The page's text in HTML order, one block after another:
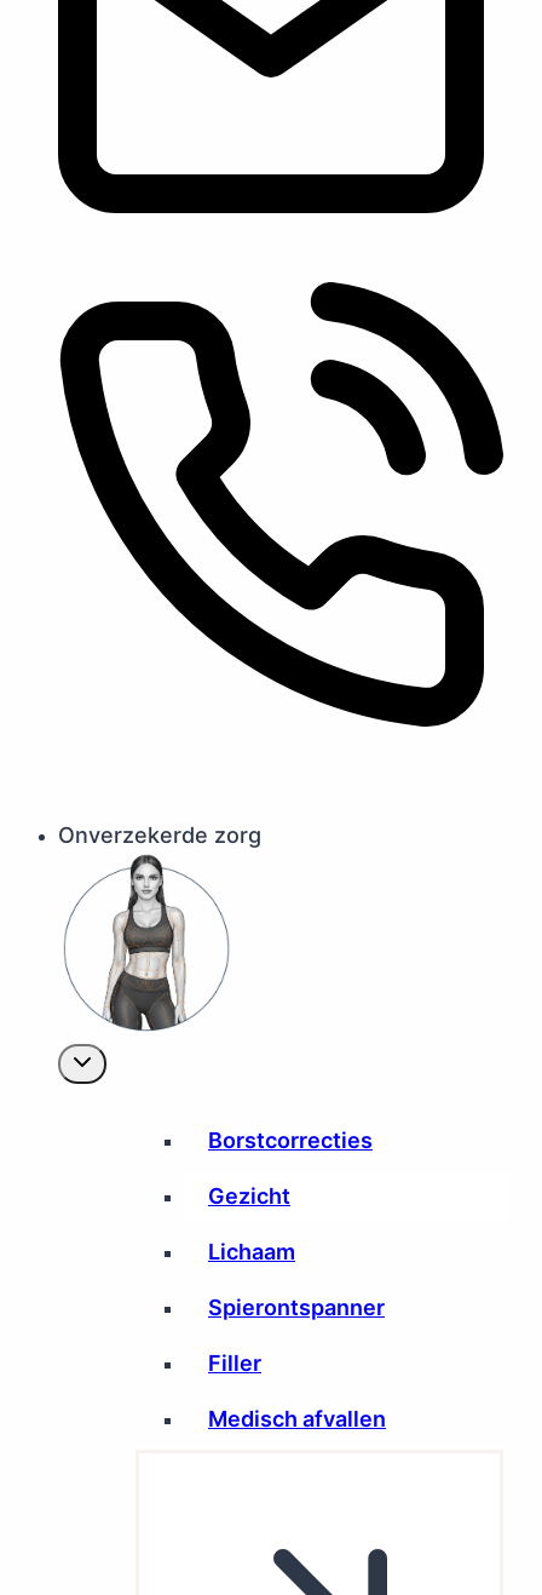
Onverzekerde zorg
Borstcorrecties
Gezicht
Lichaam
Spierontspanner
Filler
Medisch afvallen